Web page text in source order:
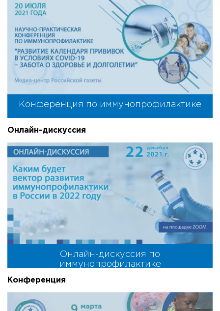
Конференция по иммунопрофилактике
Онлайн-дискуссия
Онлайн-дискуссия по
иммунопрофилактике
Конференция